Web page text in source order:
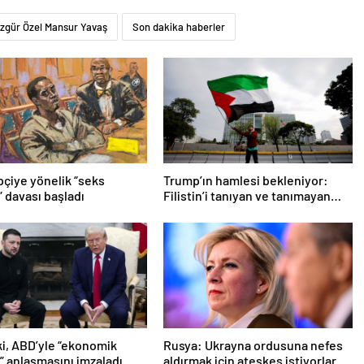
Özel Mansur Yavaş Son dakika haberler
yönelik “seks
başladı
Trump’ın hamlesi bekleniyor:
Filistin’i tanıyan ve tanımayan
ABD’yle “ekonomik
anlaşmasını imzaladı
Rusya: Ukrayna ordusuna nefes
aldırmak için ateşkes istiyorlar